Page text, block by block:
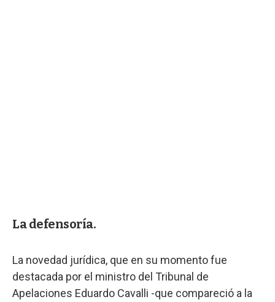
La defensoría.
La novedad jurídica, que en su momento fue
destacada por el ministro del Tribunal de
Apelaciones Eduardo Cavalli -que compareció a la